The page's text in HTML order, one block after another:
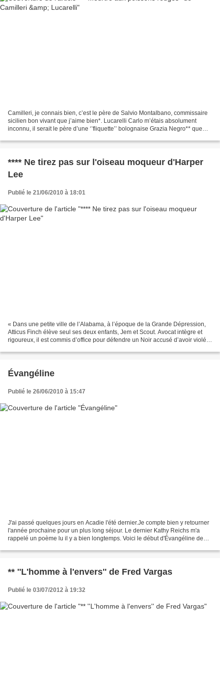
Camilleri, je connais bien, c’est le père de Salvio Montalbano, commissaire
sicilien bon vivant que j’aime bien*. Lucarelli Carlo m’étais absolument
inconnu, il serait le père d’une ‘’fliquette’’ bolognaise Grazia Negro** que
**** Ne tirez pas sur l'oiseau moqueur d'Harper
Lee
Publié le 21/06/2010 à 18:01
« Dans une petite ville de l’Alabama, à l’époque de la Grande Dépression,
Atticus Finch élève seul ses deux enfants, Jem et Scout. Avocat intègre et
rigoureux, il est commis d’office pour défendre un Noir accusé d’avoir violé
Évangéline
Publié le 26/06/2010 à 15:47
J'ai passé quelques jours en Acadie l'été dernier.Je compte bien y retourner
l'année prochaine pour un plus long séjour. Le dernier Kathy Reichs m'a
rappelé un poème lu il y a bien longtemps. Voici le début d'Évangéline de
** ''L'homme à l'envers'' de Fred Vargas
Publié le 03/07/2012 à 19:32